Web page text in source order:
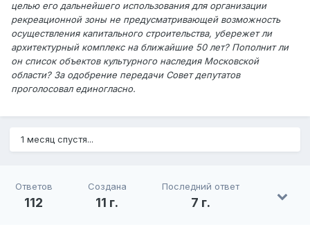
целью его дальнейшего использования для организации
рекреационной зоны не предусматривающей возможность
осуществления капитального строительства, убережет ли
архитектурный комплекс на ближайшие 50 лет? Пополнит ли
он список объектов культурного наследия Московской
области? За одобрение передачи Совет депутатов
проголосовал единогласно.
1 месяц спустя...
Ответов
112
Создана
11 г.
Последний ответ
7 г.